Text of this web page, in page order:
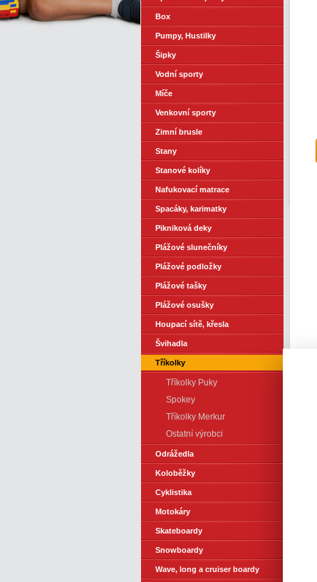
Box
Pumpy, Hustilky
Šipky
Vodní sporty
Míče
Venkovní sporty
Zimní brusle
Stany
Stanové kolíky
Nafukovací matrace
Spacáky, karimatky
Pikniková deky
Plážové slunečníky
Plážové podložky
Plážové tašky
Plážové osušky
Houpací sítě, křesla
Švihadla
Tříkolky
Tříkolky Puky
Spokey
Tříkolky Merkur
Ostatní výrobci
Odrážedla
Koloběžky
Cyklistika
Motokáry
Skateboardy
Snowboardy
Wave, long a cruiser boardy